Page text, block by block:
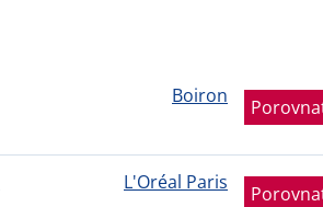
Boiron
L'Oréal Paris